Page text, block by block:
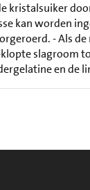
kristalsuiker
kan worden
- Als
slagroom
en de